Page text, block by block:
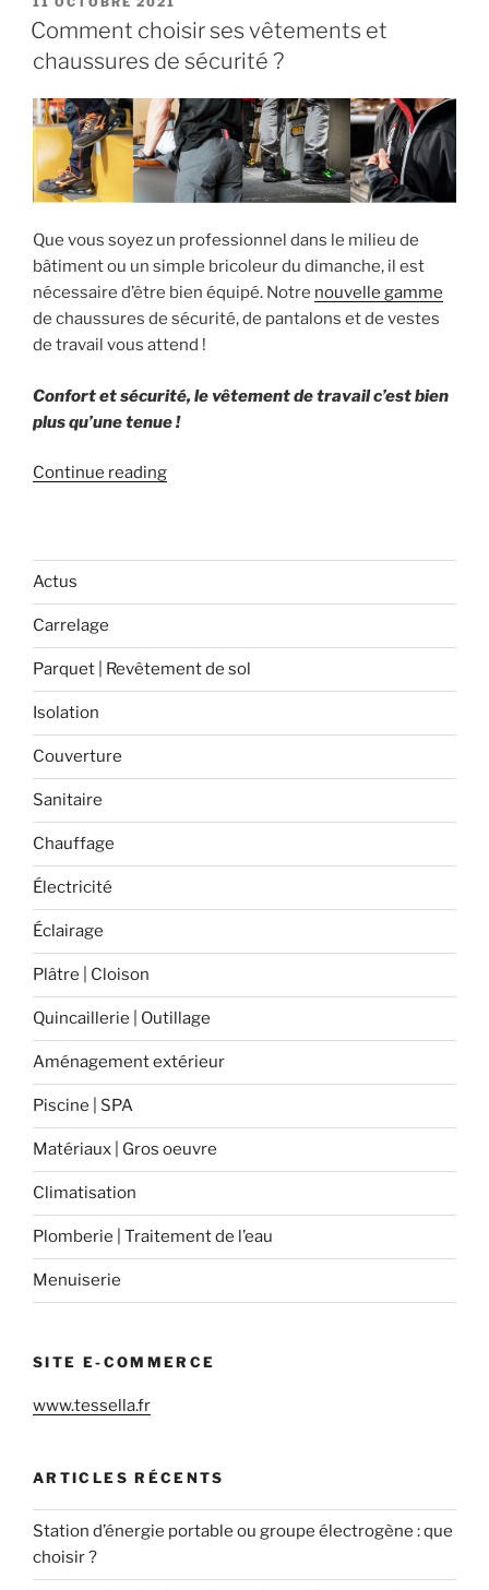
les
radiateurs
centraux
! »
ON
Comment choisir ses vêtements et
chaussures de sécurité ?
Que vous soyez un professionnel dans le milieu de
bâtiment ou un simple bricoleur du dimanche, il est
nécessaire d’être bien équipé. Notre nouvelle gamme
de chaussures de sécurité, de pantalons et de vestes
de travail vous attend !
Confort et sécurité, le vêtement de travail c’est bien
plus qu’une tenue !
Continue reading« Comment
chaussures
? »
Actus
Carrelage
Parquet | Revêtement de sol
Isolation
Couverture
Sanitaire
Chauffage
Électricité
Éclairage
Plâtre | Cloison
Quincaillerie | Outillage
Aménagement extérieur
Piscine | SPA
Matériaux | Gros oeuvre
Climatisation
Plomberie | Traitement de l’eau
Menuiserie
SITE E-COMMERCE
www.tessella.fr
ARTICLES RÉCENTS
Station d’énergie portable ou groupe électrogène : que
choisir ?